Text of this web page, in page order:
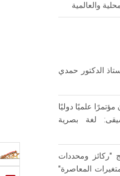
والعالمية
الدكتور حمدي
مؤتمرًا علميًا دوليًا
لغة بصرية
ومحددات
المعاصرة"